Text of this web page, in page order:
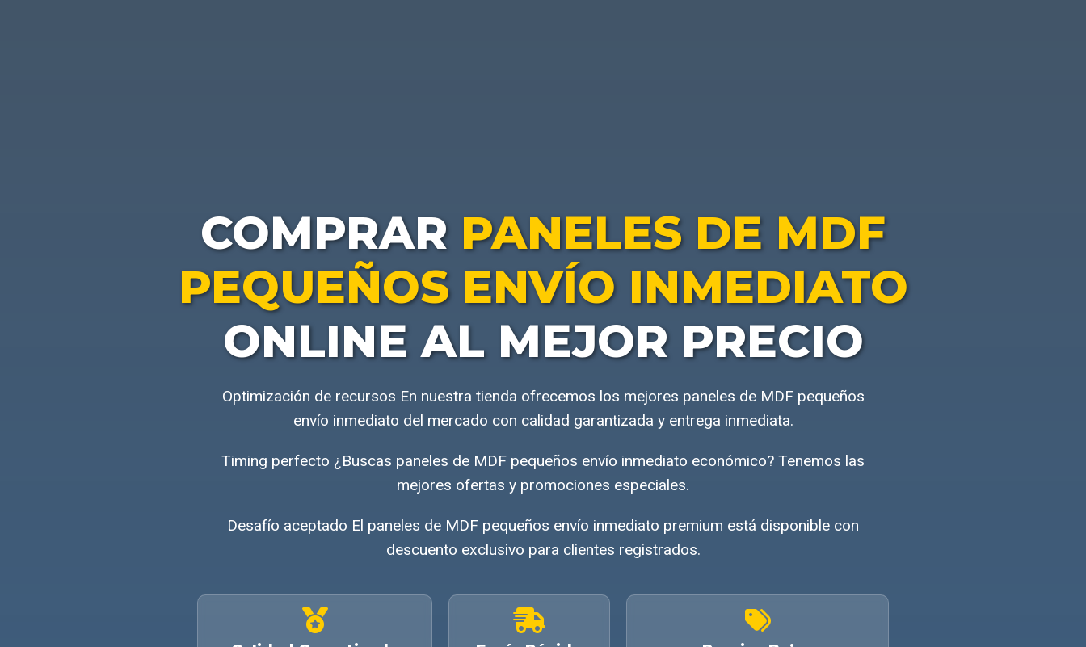
COMPRAR PANELES DE MDF
PEQUEÑOS ENVÍO INMEDIATO
ONLINE AL MEJOR PRECIO
Optimización de recursos En nuestra tienda ofrecemos los mejores paneles de MDF pequeños
envío inmediato del mercado con calidad garantizada y entrega inmediata.
Timing perfecto ¿Buscas paneles de MDF pequeños envío inmediato económico? Tenemos las
mejores ofertas y promociones especiales.
Desafío aceptado El paneles de MDF pequeños envío inmediato premium está disponible con
descuento exclusivo para clientes registrados.